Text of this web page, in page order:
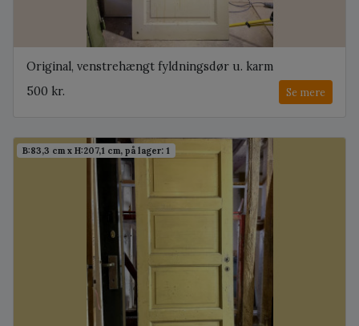
Original, venstrehængt fyldningsdør u. karm
500 kr.
Se mere
B:83,3 cm x H:207,1 cm, på lager: 1